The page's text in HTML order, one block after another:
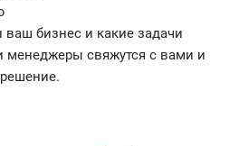
ваш бизнес и какие задачи
менеджеры свяжутся с вами и